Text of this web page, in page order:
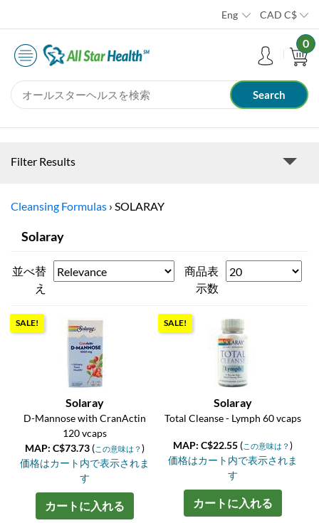
Eng CAD C$
0
Filter Results
Cleansing Formulas › SOLARAY
Solaray
並べ替
え
商品表
示数
SALE!
Solaray
D-Mannose with CranActin
120 vcaps
MAP: C$73.73 (この意味は？)
価格はカート内で表示されま
す
カートに入れる
SALE!
Solaray
Total Cleanse - Lymph 60 vcaps
MAP: C$22.55 (この意味は？)
価格はカート内で表示されま
す
カートに入れる